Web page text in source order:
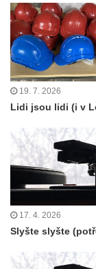
19. 7. 2026
Lidi jsou lidi (i v
17. 4. 2026
Slyšte slyšte